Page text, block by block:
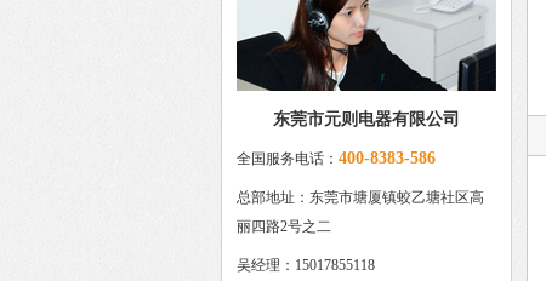
东莞市元则电器有限公司
全国服务电话： 400-8383-586
总部地址：东莞市塘厦镇蛟乙塘社区高
丽四路2号之二
吴经理：15017855118